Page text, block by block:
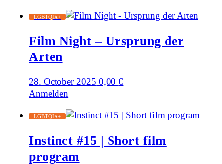
LGBTQIA+
Film Night – Ursprung der
Arten
28. October 2025 0,00€
Anmelden
LGBTQIA+
Instinct #15 | Short film
program